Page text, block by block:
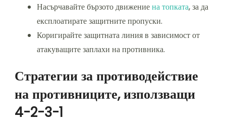
Насърчавайте бързото движениена топката, за да
експлоатирате защитните пропуски.
Коригирайте защитната линия в зависимост от
атакуващите заплахи на противника.
Стратегии за противодействие
на противниците, използващи
4-2-3-1